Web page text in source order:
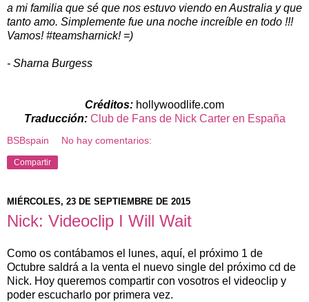
a mi familia que sé que nos estuvo viendo en Australia y que
tanto amo. Simplemente fue una noche increíble en todo !!!
Vamos! #teamsharnick! =)
- Sharna Burgess
Créditos: hollywoodlife.com
Traducción: Club de Fans de Nick Carter en España
BSBspain No hay comentarios:
Compartir
MIÉRCOLES, 23 DE SEPTIEMBRE DE 2015
Nick: Videoclip I Will Wait
Como os contábamos el lunes, aquí, el próximo 1 de
Octubre saldrá a la venta el nuevo single del próximo cd de
Nick. Hoy queremos compartir con vosotros el videoclip y
poder escucharlo por primera vez.